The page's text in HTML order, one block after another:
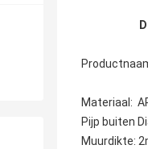
Materiaal:
Pijp buiten
Muurdikte: